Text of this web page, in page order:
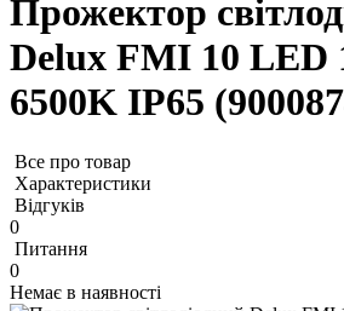
Прожектор
Delux FMI 10 LED
6500K IP65
Все про товар
Характеристики
Відгуків
0
Питання
0
Немає в наявності